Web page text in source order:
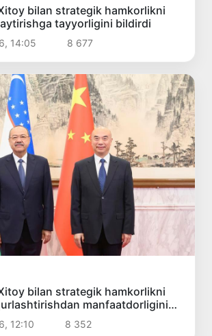
bilan strategik hamkorlikni
tayyorligini bildirdi
14:05 8 677
bilan strategik hamkorlikni
manfaatdorligini
12:10 8 352